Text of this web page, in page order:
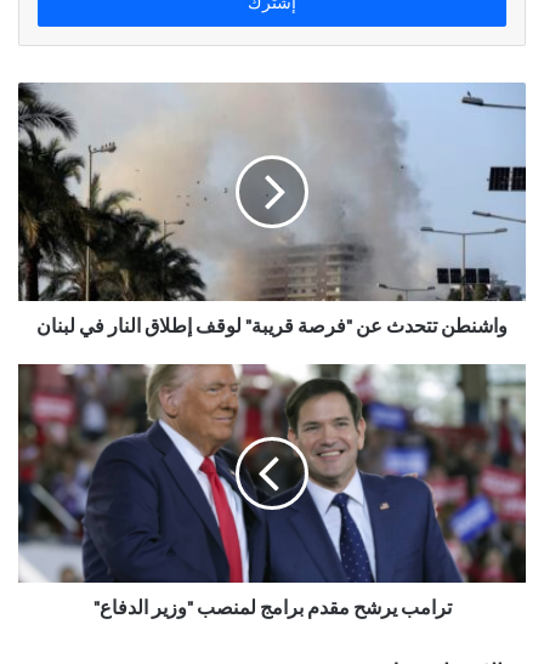
واشنطن تتحدث عن "فرصة قريبة" لوقف إطلاق النار في لبنان
ترامب يرشح مقدم برامج لمنصب "وزير الدفاع"